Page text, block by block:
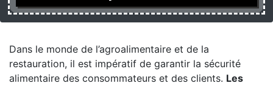
Dans le monde de l’agroalimentaire et de la
restauration, il est impératif de garantir la sécurité
alimentaire des consommateurs et des clients. Les